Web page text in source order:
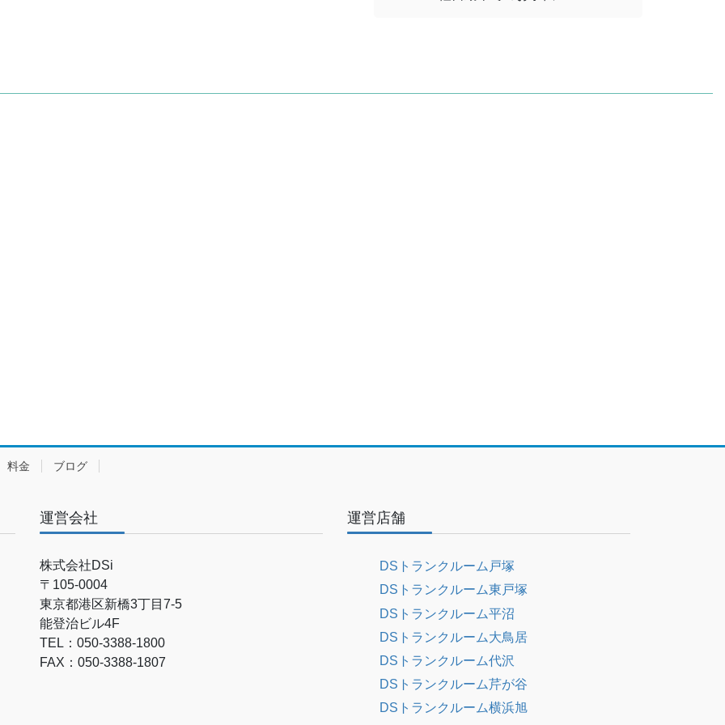
料金 ブログ
運営会社
株式会社DSi
〒105-0004
東京都港区新橋3丁目7-5
能登治ビル4F
TEL：050-3388-1800
FAX：050-3388-1807
運営店舗
DSトランクルーム戸塚
DSトランクルーム東戸塚
DSトランクルーム平沼
DSトランクルーム大鳥居
DSトランクルーム代沢
DSトランクルーム芹が谷
DSトランクルーム横浜旭